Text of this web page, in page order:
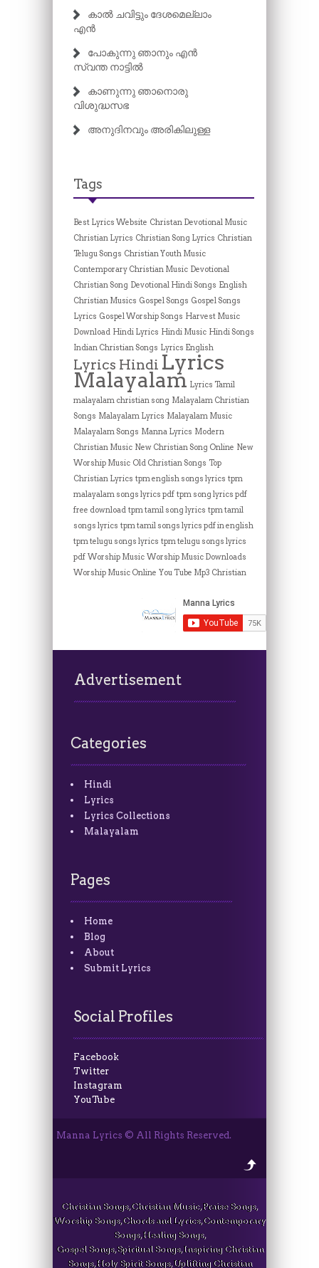
കാൽ ചവിട്ടും ദേശമെല്ലാം
എൻ
പോകുന്നു ഞാനും എൻ
സ്വന്ത നാട്ടിൽ
കാണുന്നു ഞാനൊരു
വിശുദ്ധസഭ
അനുദിനവും അരികിലുള്ള
Tags
Best Lyrics Website Christan Devotional Music
Christian Lyrics Christian Song Lyrics Christian
Telugu Songs Christian Youth Music
Contemporary Christian Music Devotional
Christian Song Devotional Hindi Songs English
Christian Musics Gospel Songs Gospel Songs
Lyrics Gospel Worship Songs Harvest Music
Download Hindi Lyrics Hindi Music Hindi Songs
Indian Christian Songs Lyrics English
Lyrics Hindi Lyrics
Malayalam Lyrics Tamil
malayalam christian song Malayalam Christian
Songs Malayalam Lyrics Malayalam Music
Malayalam Songs Manna Lyrics Modern
Christian Music New Christian Song Online New
Worship Music Old Christian Songs Top
Christian Lyrics tpm english songs lyrics tpm
malayalam songs lyrics pdf tpm song lyrics pdf
free download tpm tamil song lyrics tpm tamil
songs lyrics tpm tamil songs lyrics pdf in english
tpm telugu songs lyrics tpm telugu songs lyrics
pdf Worship Music Worship Music Downloads
Worship Music Online You Tube Mp3 Christian
Advertisement
Categories
Hindi
Lyrics
Lyrics Collections
Malayalam
Pages
Home
Blog
About
Submit Lyrics
Social Profiles
Facebook
Twitter
Instagram
YouTube
Manna Lyrics © All Rights Reserved.
Christian Songs, Christian Music, Praise Songs,
Worship Songs, Chords and Lyrics, Contemporary
Songs, Healing Songs,
Gospel Songs, Spiritual Songs, Inspiring Christian
Songs, Holy Spirit Songs, Uplifting Christian